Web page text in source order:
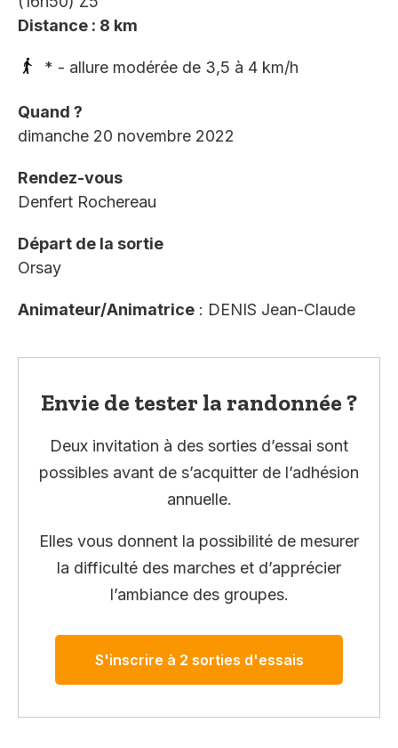
Distance : 8 km
* - allure modérée de 3,5 à 4 km/h
Quand ?
dimanche 20 novembre 2022
Rendez-vous
Denfert Rochereau
Départ de la sortie
Orsay
Animateur/Animatrice : DENIS Jean-Claude
Envie de tester la randonnée ?
Deux invitation à des sorties d’essai sont
possibles avant de s’acquitter de l’adhésion
annuelle.
Elles vous donnent la possibilité de mesurer
la difficulté des marches et d’apprécier
l’ambiance des groupes.
S'inscrire à 2 sorties d'essais